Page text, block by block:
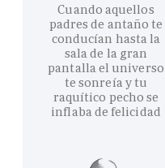
Cuando aquellos
padres de antaño te
conducían hasta la
sala de la gran
pantalla el universo
te sonreía y tu
raquítico pecho se
inflaba de felicidad